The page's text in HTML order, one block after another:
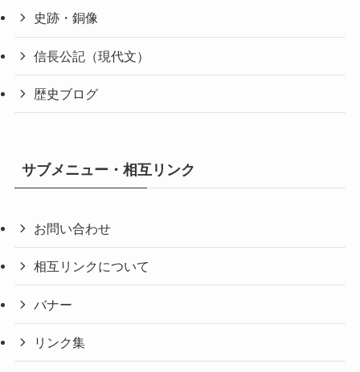
史跡・銅像
信長公記（現代文）
歴史ブログ
サブメニュー・相互リンク
お問い合わせ
相互リンクについて
バナー
リンク集